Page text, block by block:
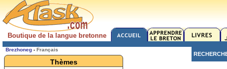
Boutique de la langue bretonne
Brezhoneg - Français
Thèmes